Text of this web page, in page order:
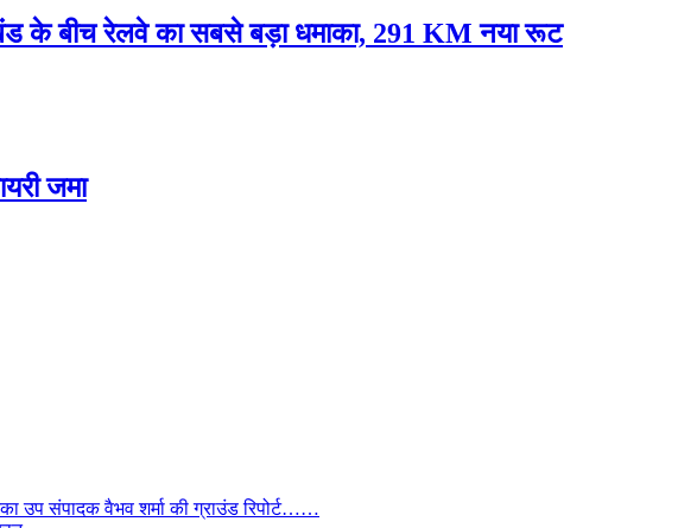
के बीच रेलवे का सबसे बड़ा धमाका, 291 KM नया रूट
जमा
उप संपादक वैभव शर्मा की ग्राउंड रिपोर्ट……